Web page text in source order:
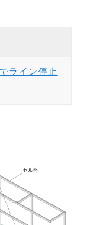
ライン停止